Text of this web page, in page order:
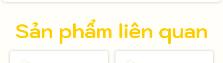
Sản phẩm liên quan